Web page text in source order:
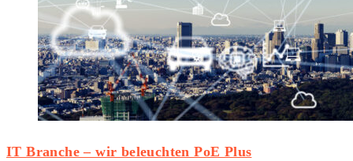
IT Branche – wir beleuchten PoE Plus